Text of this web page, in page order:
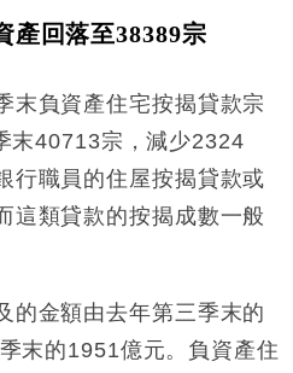
戰事快結束 承認部分彈藥庫存緊
再出手 斥4億美元押注未上市公
年淨利創新高 中期息增15%至
今年GDP預測至4.5% 看好貿易
點後回穩 全周仍升近2%
產回落至38389宗
末負資產住宅按揭貸款宗
末40713宗，減少2324
行職員的住屋按揭貸款或
這類貸款的按揭成數一般
的金額由去年第三季末的
末的1951億元。負資產住